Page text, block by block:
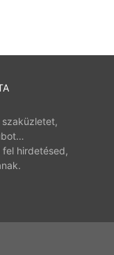
hirdetésed,